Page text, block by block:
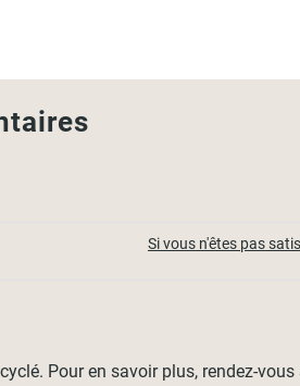
Si vous n'êtes pas
Pour en savoir plus, rendez-